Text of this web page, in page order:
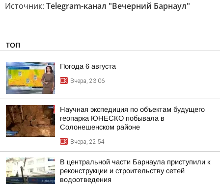
Источник: Telegram-канал "Вечерний Барнаул"
ТОП
Погода 6 августа
Вчера, 23:06
Научная экспедиция по объектам будущего
геопарка ЮНЕСКО побывала в
Солонешенском районе
Вчера, 22:54
В центральной части Барнаула приступили к
реконструкции и строительству сетей
водоотведения